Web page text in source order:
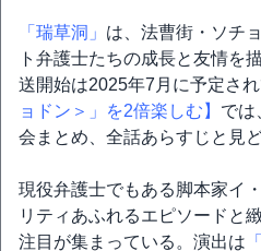
「瑞草洞」 は、法曹街・ソチ
ト弁護士たちの成長と友情を
送開始は2025年7月に予定され
ョドン＞」を2倍楽しむ】 では
会まとめ、全話あらすじと見
現役弁護士でもある脚本家イ
リティあふれるエピソードと
注目が集まっている。演出は